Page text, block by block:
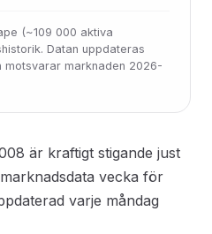
(~109 000 aktiva
Datan uppdateras
marknaden 2026-
är kraftigt stigande just
vecka för
varje måndag